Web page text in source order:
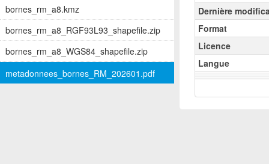
Dernière
Format
Licence
Langue
bornes_rm_a8.kmz
bornes_rm_a8_RGF93L93_shapefile.zip
bornes_rm_a8_WGS84_shapefile.zip
metadonnees_bornes_RM_202601.pdf